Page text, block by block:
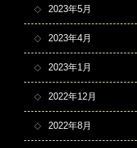
2023年5月
2023年4月
2023年1月
2022年12月
2022年8月